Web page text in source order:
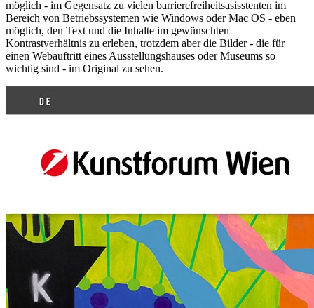
möglich - im Gegensatz zu vielen barrierefreiheitsasisstenten im
Bereich von Betriebssystemen wie Windows oder Mac OS - eben
möglich, den Text und die Inhalte im gewünschten
Kontrastverhältnis zu erleben, trotzdem aber die Bilder - die für
einen Webauftritt eines Ausstellungshauses oder Museums so
wichtig sind - im Original zu sehen.